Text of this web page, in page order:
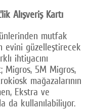
Alışveriş Kartı
mutfak
evini güzelleştirecek
ihtiyacını
Migros, 5M Migros,
mağazalarının
Ekstra ve
da kullanılabiliyor.